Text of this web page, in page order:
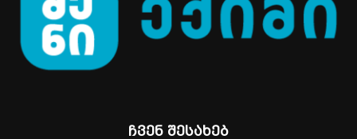
ჩვენ შესახებ